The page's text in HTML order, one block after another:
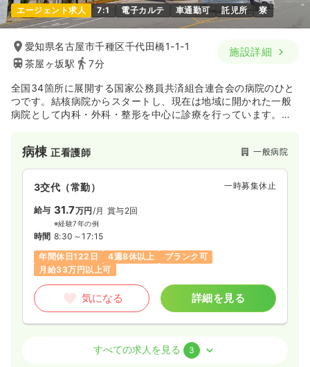
エージェント求人 7:1 電子カルテ 車通勤可 託児所 寮
愛知県名古屋市千種区千代田橋1-1-1
茶屋ヶ坂駅
7分
施設詳細
全国34箇所に展開する国家公務員共済組合連合会の病院のひと
つです。結核病院からスタートし、現在は地域に開かれた一般
病院として内科・外科・整形を中心に診療を行っています。内
病棟正看護師 一般病院
3交代（常勤） 一時募集休止
給与 31.7万円/月 賞与2回
※経験7年の例
時間 8:30～17:15
年間休日122日
4週8休以上
ブランク可
月給33万円以上可
気になる 詳細を見る
すべての求人を見る 3